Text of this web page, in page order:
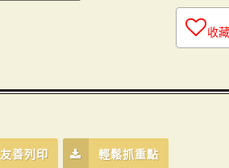
收
友善列印 輕鬆抓重點